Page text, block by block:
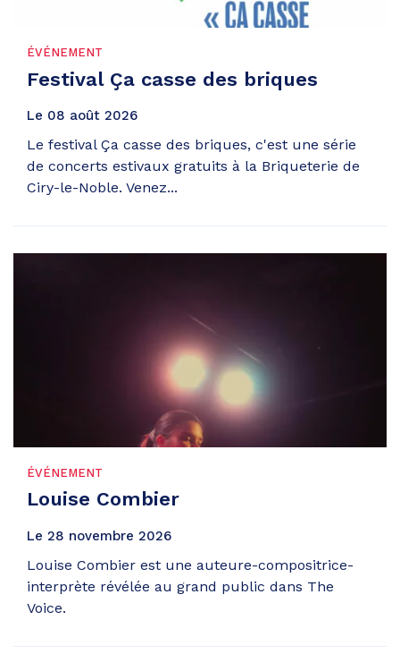
ÉVÉNEMENT
Festival Ça casse des briques
Le 08 août 2026
Le festival Ça casse des briques, c'est une série
de concerts estivaux gratuits à la Briqueterie de
Ciry-le-Noble. Venez...
ÉVÉNEMENT
Louise Combier
Le 28 novembre 2026
Louise Combier est une auteure-compositrice-
interprète révélée au grand public dans The
Voice.